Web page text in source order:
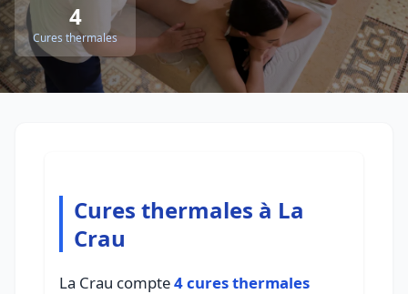
4
Cures thermales
Cures thermales à La
Crau
La Crau compte4 cures thermales